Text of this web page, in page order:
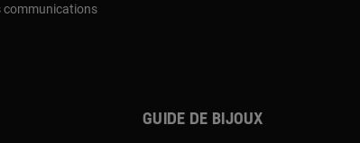
communications
Guide de bijoux